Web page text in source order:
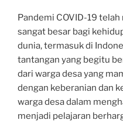
Pandemi COVID-19
sangat besar bagi
dunia, termasuk di
tantangan yang begitu
dari warga desa yang
dengan keberanian dan
warga desa dalam
menjadi pelajaran